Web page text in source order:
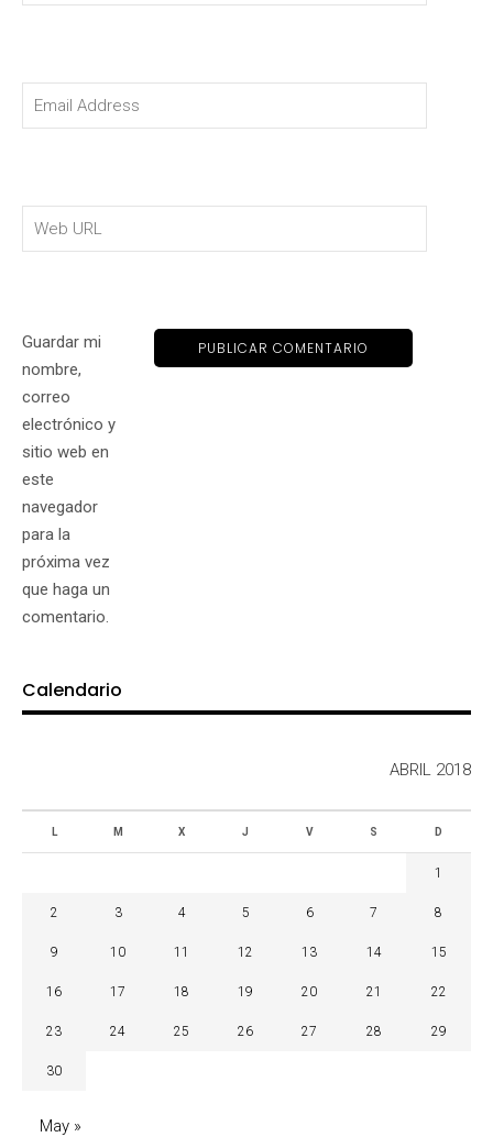
Guardar mi
nombre,
correo
electrónico y
sitio web en
este
navegador
para la
próxima vez
que haga un
comentario.
Calendario
ABRIL 2018
L M X J V S D
1
2 3 4 5 6 7 8
9 10 11 12 13 14 15
16 17 18 19 20 21 22
23 24 25 26 27 28 29
30
May »